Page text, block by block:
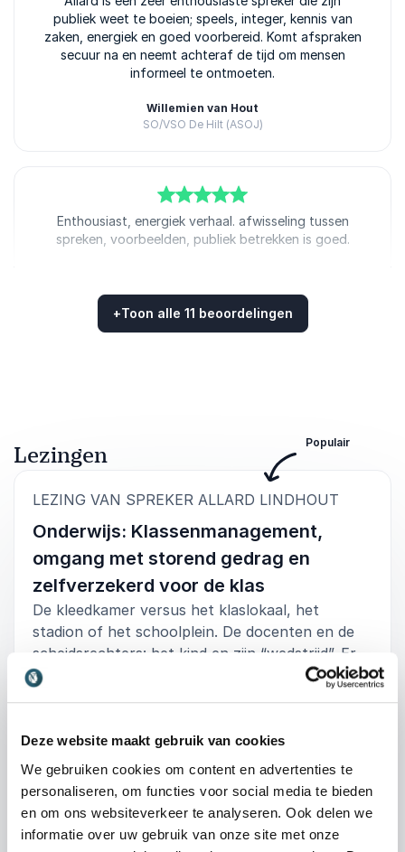
Deze website maakt gebruik van cookies
We gebruiken cookies om content en advertenties te
personaliseren, om functies voor social media te bieden
en om ons websiteverkeer te analyseren. Ook delen we
informatie over uw gebruik van onze site met onze
publiek weet te boeien; speels, integer, kennis van
zaken, energiek en goed voorbereid. Komt afspraken
secuur na en neemt achteraf de tijd om mensen
informeel te ontmoeten.
Willemien van Hout
SO/VSO De Hilt (ASOJ)
van5
Enthousiast, energiek verhaal. afwisseling tussen
spreken, voorbeelden, publiek betrekken is goed.
Allard Lindhout
5van5
Zeer leuke, interactieve en inspirerende lezing.
Fleur Zoutberg
Vonk Purmerend
Allard Lindhout
5van5
Zeer boeiend en enthousiast verhaal. Voldeed boven
Stichting Fioretti Teylingen
Allard Lindhout
+Toon alle 11 beoordelingen
Lezingen
LEZING VAN SPREKER ALLARD LINDHOUT
Onderwijs: Klassenmanagement,
omgang met storend gedrag en
zelfverzekerd voor de klas
De kleedkamer versus het klaslokaal, het
stadion of het schoolplein. De docenten en de
scheidsrechters: het kind en zijn “wedstrijd”. Er
zijn behoorlijk veel gelijkenissen te trekken
rollen om het omzetten van macht naar gezag.
Het respect dat je als leerkracht geeft, mag je
terugverwachten van jouw leerlingen, maar dat
werkt lang niet altijd. Hoe beïnvloed je het eigen
klassenmanagement om het optimale
+Lees meer
Populair